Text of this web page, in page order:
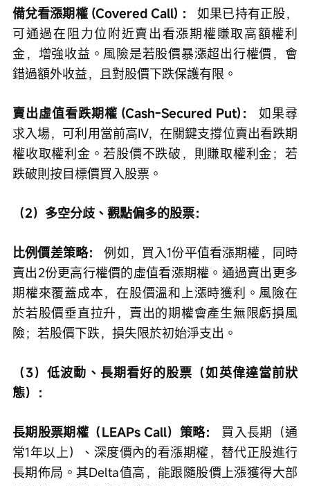
備兌看漲期權 (Covered Call) ：
如果已持有正股，
可通過在阻力位附近賣出看漲期權賺取高額權利
金，增強收益。風險是若股價暴漲超出行權價，會
錯過額外收益，且對股價下跌保護有限。
賣出虛值看跌期權 (Cash-Secured Put)：
如果尋
求入場，可利用當前高IV，在關鍵支撐位賣出看跌期
權收取權利金。若股價不跌破，則賺取權利金；若
跌破則按目標價買入股票。
（2）多空分歧、觀點偏多的股票：
比例價差策略：
例如，買入1份平值看漲期權，同時
賣出2份更高行權價的虛值看漲期權。通過賣出更多
期權來覆蓋成本，在股價溫和上漲時獲利。風險在
於若股價垂直拉升，賣出的期權會產生無限虧損風
險；若股價下跌，損失限於初始淨支出。
（3）低波動、長期看好的股票（如英偉達當前狀
態）：
長期股票期權（LEAPs Call）策略：
買入長期（通
常1年以上）、深度價內的看漲期權，替代正股進行
長期佈局。其Delta值高，能跟隨股價上漲獲得大部